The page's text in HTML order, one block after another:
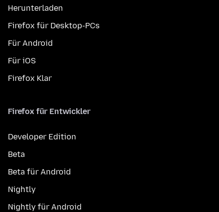
Herunterladen
Firefox für Desktop-PCs
Für Android
Für iOS
Firefox Klar
Firefox für Entwickler
Developer Edition
Beta
Beta für Android
Nightly
Nightly für Android